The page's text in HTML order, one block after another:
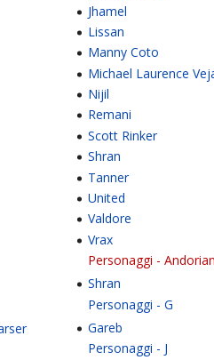
Jhamel
Lissan
Manny Coto
Michael Laurence
Nijil
Remani
Scott Rinker
Shran
Tanner
United
Valdore
Vrax
Personaggi -
Shran
Personaggi - G
Gareb
Personaggi - J